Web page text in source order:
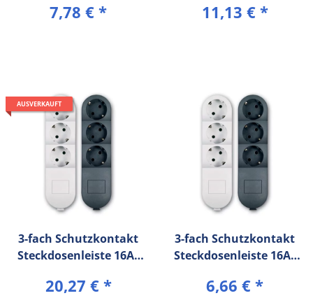
Verbindungskabel) mit
7,78 € *
Verbindungskabel)
11,13 € *
AUSVERKAUFT
3-fach Schutzkontakt
Steckdosenleiste 16A/
Verbindungskabel) mit
20,27 € *
3-fach Schutzkontakt
Steckdosenleiste 16A/
Verbindungskabel)
6,66 € *